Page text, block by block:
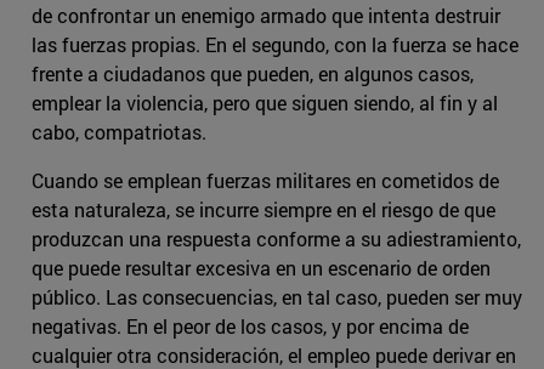
de confrontar un enemigo armado que intenta destruir
las fuerzas propias. En el segundo, con la fuerza se hace
frente a ciudadanos que pueden, en algunos casos,
emplear la violencia, pero que siguen siendo, al fin y al
cabo, compatriotas.
Cuando se emplean fuerzas militares en cometidos de
esta naturaleza, se incurre siempre en el riesgo de que
produzcan una respuesta conforme a su adiestramiento,
que puede resultar excesiva en un escenario de orden
público. Las consecuencias, en tal caso, pueden ser muy
negativas. En el peor de los casos, y por encima de
cualquier otra consideración, el empleo puede derivar en